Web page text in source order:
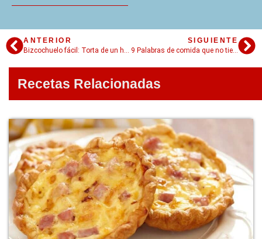
ANTERIOR
Bizcochuelo fácil: Torta de un huevo
SIGUIENTE
9 Palabras de comida que no tienen traducción
Recetas Relacionadas